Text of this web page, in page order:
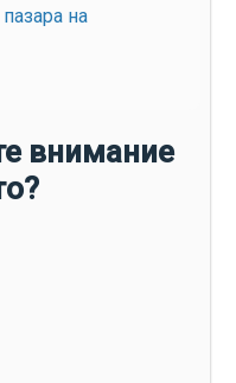
на
внимание